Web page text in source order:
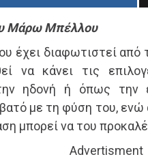
Μάρω Μπέλλου
έχει διαφωτιστεί από
να κάνει τις
ηδονή ή όπως την
με τη φύση του,
μπορεί να του
Advertisment